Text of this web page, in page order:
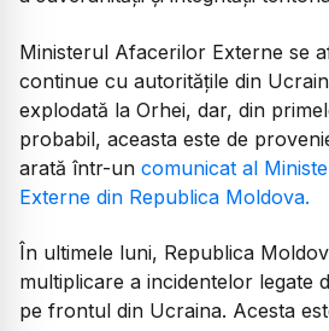
Ministerul Afacerilor Externe se
continue cu autoritățile din
explodată la Orhei, dar, din
probabil, aceasta este de
arată într-un comunicat al
Externe din Republica Moldova.
În ultimele luni, Republica
multiplicare a incidentelor legate
pe frontul din Ucraina. Acesta